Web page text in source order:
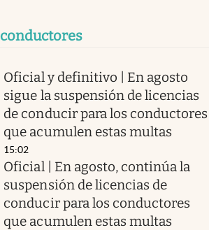
conductores
Oficial y definitivo | En agosto
sigue la suspensión de licencias
de conducir para los conductores
que acumulen estas multas
15:02
Oficial | En agosto, continúa la
suspensión de licencias de
conducir para los conductores
que acumulen estas multas